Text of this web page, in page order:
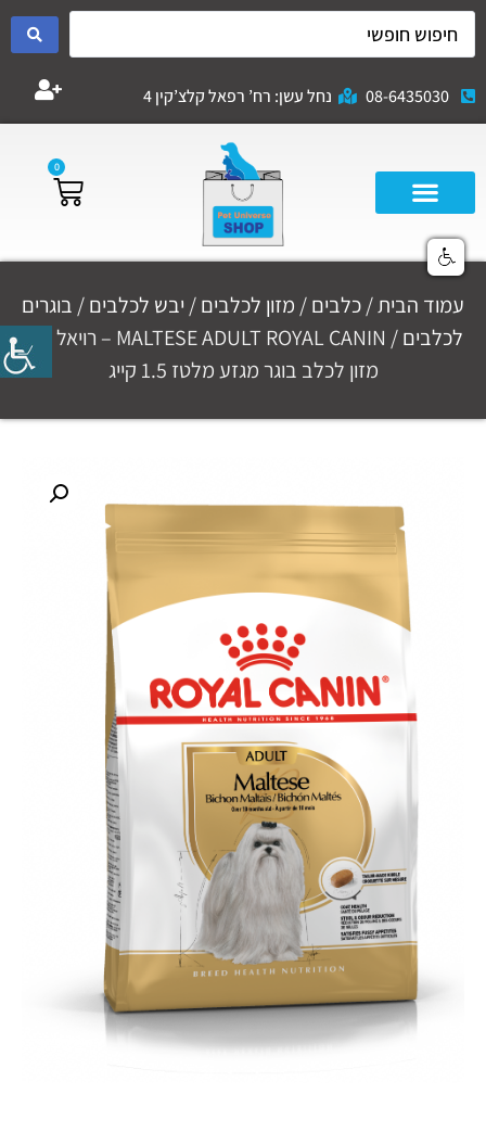
08-6435030 נחל עשן: רח’ רפאל קלצ’קין 4
0
עמוד הבית/כלבים/ מזון לכלבים/ יבש לכלבים/ בוגרים
לכלבים
/ MALTESE ADULT ROYAL CANIN – רויאל קנין
מזון לכלב בוגר מגזע מלטז 1.5 קייג